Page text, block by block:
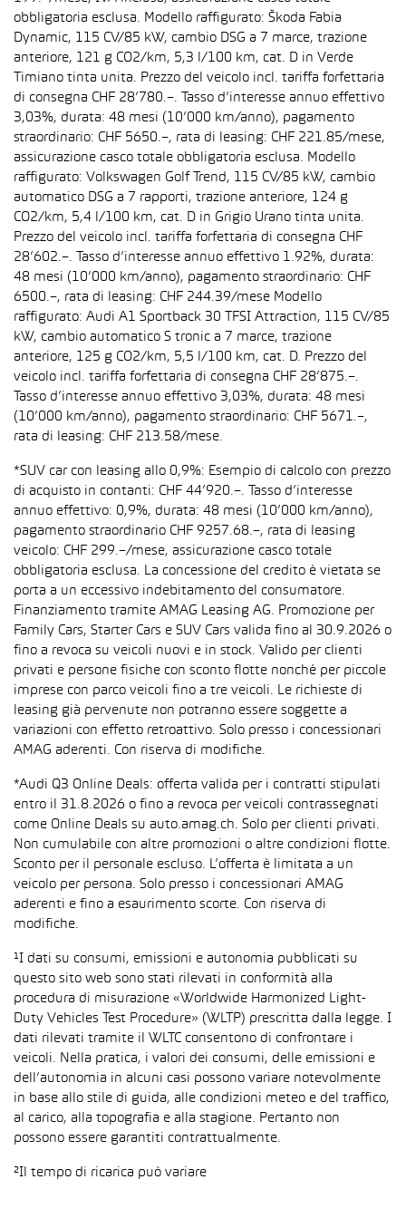
obbligatoria esclusa. Modello raffigurato: Škoda Fabia
Dynamic, 115 CV/85 kW, cambio DSG a 7 marce, trazione
anteriore, 121 g CO2/km, 5,3 l/100 km, cat. D in Verde
Timiano tinta unita. Prezzo del veicolo incl. tariffa forfettaria
di consegna CHF 28’780.–. Tasso d’interesse annuo effettivo
3,03%, durata: 48 mesi (10’000 km/anno), pagamento
straordinario: CHF 5650.–, rata di leasing: CHF 221.85/mese,
assicurazione casco totale obbligatoria esclusa. Modello
raffigurato: Volkswagen Golf Trend, 115 CV/85 kW, cambio
automatico DSG a 7 rapporti, trazione anteriore, 124 g
CO2/km, 5,4 l/100 km, cat. D in Grigio Urano tinta unita.
Prezzo del veicolo incl. tariffa forfettaria di consegna CHF
28’602.–. Tasso d’interesse annuo effettivo 1.92%, durata:
48 mesi (10’000 km/anno), pagamento straordinario: CHF
6500.–, rata di leasing: CHF 244.39/mese Modello
raffigurato: Audi A1 Sportback 30 TFSI Attraction, 115 CV/85
kW, cambio automatico S tronic a 7 marce, trazione
anteriore, 125 g CO2/km, 5,5 l/100 km, cat. D. Prezzo del
veicolo incl. tariffa forfettaria di consegna CHF 28’875.–.
Tasso d’interesse annuo effettivo 3,03%, durata: 48 mesi
(10’000 km/anno), pagamento straordinario: CHF 5671.–,
rata di leasing: CHF 213.58/mese.
*SUV car con leasing allo 0,9%: Esempio di calcolo con prezzo
di acquisto in contanti: CHF 44’920.–. Tasso d’interesse
annuo effettivo: 0,9%, durata: 48 mesi (10’000 km/anno),
pagamento straordinario CHF 9257.68.–, rata di leasing
veicolo: CHF 299.–/mese, assicurazione casco totale
obbligatoria esclusa. La concessione del credito è vietata se
porta a un eccessivo indebitamento del consumatore.
Finanziamento tramite AMAG Leasing AG. Promozione per
Family Cars, Starter Cars e SUV Cars valida fino al 30.9.2026 o
fino a revoca su veicoli nuovi e in stock. Valido per clienti
privati e persone fisiche con sconto flotte nonché per piccole
imprese con parco veicoli fino a tre veicoli. Le richieste di
leasing già pervenute non potranno essere soggette a
variazioni con effetto retroattivo. Solo presso i concessionari
AMAG aderenti. Con riserva di modifiche.
*Audi Q3 Online Deals: offerta valida per i contratti stipulati
entro il 31.8.2026 o fino a revoca per veicoli contrassegnati
come Online Deals su auto.amag.ch. Solo per clienti privati.
Non cumulabile con altre promozioni o altre condizioni flotte.
Sconto per il personale escluso. L’offerta è limitata a un
veicolo per persona. Solo presso i concessionari AMAG
aderenti e fino a esaurimento scorte. Con riserva di
modifiche.
¹I dati su consumi, emissioni e autonomia pubblicati su
questo sito web sono stati rilevati in conformità alla
procedura di misurazione «Worldwide Harmonized Light-
Duty Vehicles Test Procedure» (WLTP) prescritta dalla legge. I
dati rilevati tramite il WLTC consentono di confrontare i
veicoli. Nella pratica, i valori dei consumi, delle emissioni e
dell’autonomia in alcuni casi possono variare notevolmente
in base allo stile di guida, alle condizioni meteo e del traffico,
al carico, alla topografia e alla stagione. Pertanto non
possono essere garantiti contrattualmente.
²Il tempo di ricarica può variare